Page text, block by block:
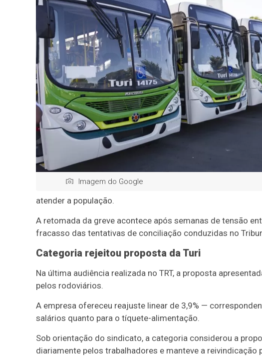
Imagem do Google
atender a população.
A retomada da greve acontece após semanas de tensão
fracasso das tentativas de conciliação conduzidas no
Categoria rejeitou proposta da Turi
Na última audiência realizada no TRT, a proposta
pelos rodoviários.
A empresa ofereceu reajuste linear de 3,9% —
salários quanto para o tíquete-alimentação.
Sob orientação do sindicato, a categoria considerou a
diariamente pelos trabalhadores e manteve a